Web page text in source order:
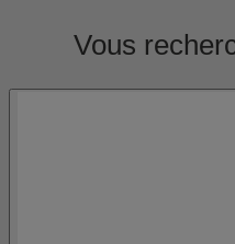
Vous